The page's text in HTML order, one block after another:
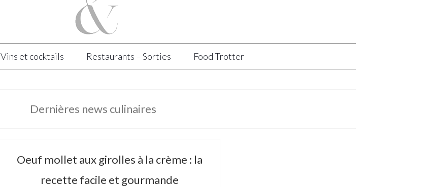
Vins et cocktails Restaurants – Sorties Food Trotter
Dernières news culinaires
Oeuf mollet aux girolles à la crème : la
recette facile et gourmande